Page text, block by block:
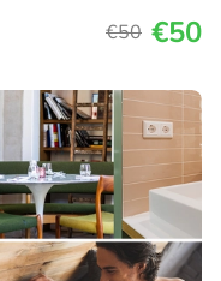
€50 €50